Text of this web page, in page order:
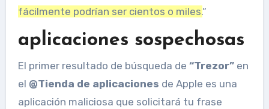
fácilmente podrían ser cientos o miles.“
aplicaciones sospechosas
El primer resultado de búsqueda de “Trezor” en
el @Tienda de aplicaciones de Apple es una
aplicación maliciosa que solicitará tu frase